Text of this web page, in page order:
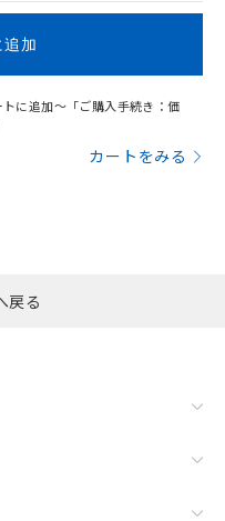
追加
に追加～「ご購入手続き：価
カートをみる
戻る